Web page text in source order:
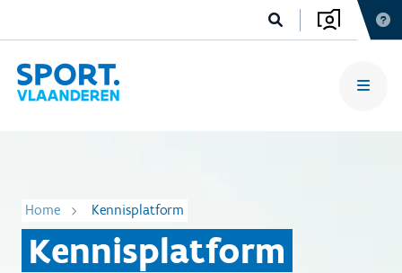
Home Kennisplatform
Kennisplatform